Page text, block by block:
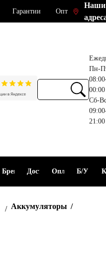
Гарантии Опт
Наши
Пн-
00:00
Сб-
21:00
Бренды ДоставкаОплата Б/У
Аккумуляторы